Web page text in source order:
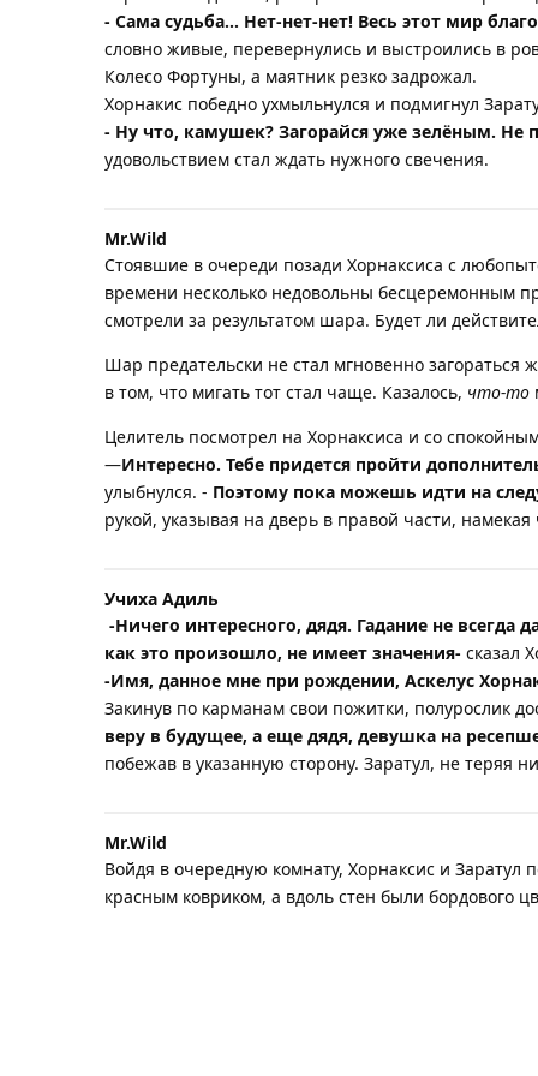
- Сама судьба… Нет-нет-нет! Весь этот мир
словно живые, перевернулись и выстроились в
Колесо Фортуны, а маятник резко задрожал.
Хорнакис победно ухмыльнулся и подмигнул
- Ну что, камушек? Загорайся уже зелёным. Не
удовольствием стал ждать нужного свечения.
Mr.​Wild
Стоявшие в очереди позади Хорнаксиса с
времени несколько недовольны бесцеремонным
смотрели за результатом шара. Будет ли
Шар предательски не стал мгновенно
в том, что мигать тот стал чаще. Казалось, что-то
Целитель посмотрел на Хорнаксиса и со
—Интересно. Тебе придется пройти
улыбнулся. - Поэтому пока можешь идти на
рукой, указывая на дверь в правой части,
Учиха Адиль
-Ничего интересного, дядя. Гадание не
как это произошло, не имеет значения- сказал
-Имя, данное мне при рождении, Аскелус
​Закинув по карманам свои пожитки, полурослик
веру в будущее, а еще дядя, девушка на
побежав в указанную сторону. Заратул, не теряя
Mr.​Wild
Войдя в очередную комнату, Хорнаксис и
красным ковриком, а вдоль стен были бордового